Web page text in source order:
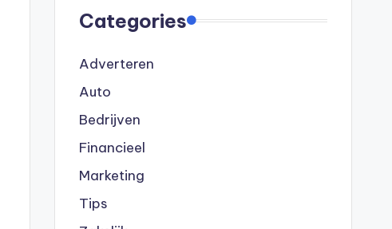
Categories
Adverteren
Auto
Bedrijven
Financieel
Marketing
Tips